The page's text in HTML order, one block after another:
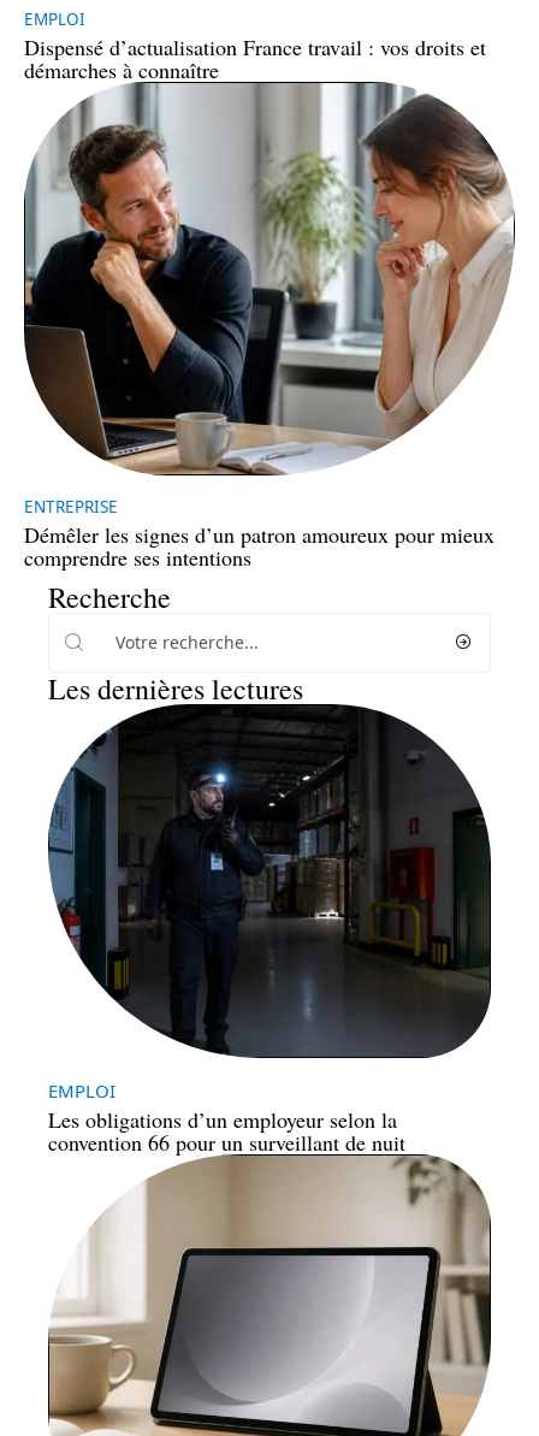
EMPLOI
Dispensé d’actualisation France travail : vos droits et
démarches à connaître
ENTREPRISE
Démêler les signes d’un patron amoureux pour mieux
comprendre ses intentions
Recherche
Les dernières lectures
EMPLOI
Les obligations d’un employeur selon la
convention 66 pour un surveillant de nuit